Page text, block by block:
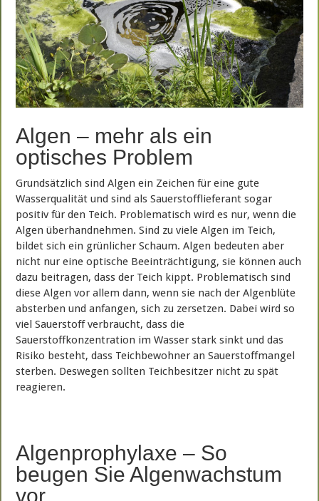
Algen – mehr als ein
optisches Problem
Grundsätzlich sind Algen ein Zeichen für eine gute
Wasserqualität und sind als Sauerstofflieferant sogar
positiv für den Teich. Problematisch wird es nur, wenn die
Algen überhandnehmen. Sind zu viele Algen im Teich,
bildet sich ein grünlicher Schaum. Algen bedeuten aber
nicht nur eine optische Beeinträchtigung, sie können auch
dazu beitragen, dass der Teich kippt. Problematisch sind
diese Algen vor allem dann, wenn sie nach der Algenblüte
absterben und anfangen, sich zu zersetzen. Dabei wird so
viel Sauerstoff verbraucht, dass die
Sauerstoffkonzentration im Wasser stark sinkt und das
Risiko besteht, dass Teichbewohner an Sauerstoffmangel
sterben. Deswegen sollten Teichbesitzer nicht zu spät
reagieren.
Algenprophylaxe – So
beugen Sie Algenwachstum
vor